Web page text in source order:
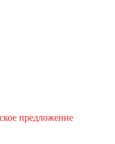
предложение